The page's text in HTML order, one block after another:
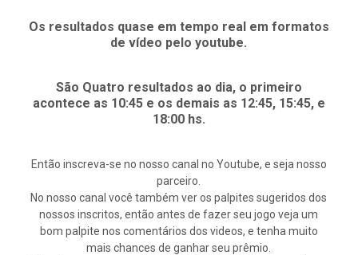
Os resultados quase em tempo real em formatos
de vídeo pelo youtube.
São Quatro resultados ao dia, o primeiro
acontece as 10:45 e os demais as 12:45, 15:45, e
18:00 hs.
Então inscreva-se no nosso canal no Youtube, e seja nosso
parceiro.
No nosso canal você também ver os palpites sugeridos dos
nossos inscritos, então antes de fazer seu jogo veja um
bom palpite nos comentários dos videos, e tenha muito
mais chances de ganhar seu prêmio.